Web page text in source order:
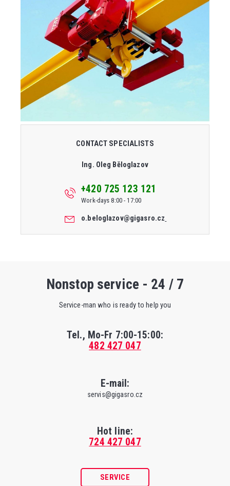
CONTACT SPECIALISTS
Ing. Oleg Běloglazov
+420 725 123 121
Work-days 8:00 - 17:00
o.beloglazov@gigasro.cz
Nonstop service - 24 / 7
Service-man who is ready to help you
Tel., Mo-Fr 7:00-15:00:
482 427 047
E-mail:
servis@gigasro.cz
Hot line:
724 427 047
SERVICE